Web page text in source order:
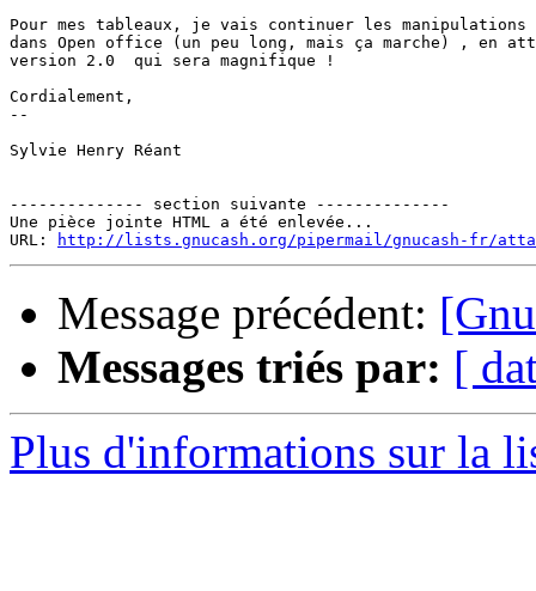
Pour mes tableaux, je vais continuer les manipulations
dans Open office (un peu long, mais ça marche) , en
version 2.0  qui sera magnifique !
Cordialement,
--
Sylvie Henry Réant
-------------- section suivante --------------
Une pièce jointe HTML a été enlevée...
URL:
http://lists.gnucash.org/pipermail/gnucash-fr/
Message précédent:
Messages triés par: [
Plus d'informations sur la